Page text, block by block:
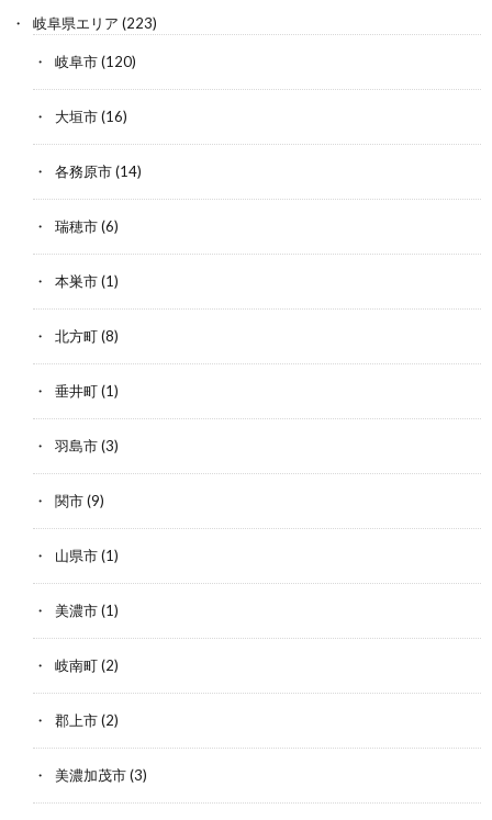
岐阜県エリア (223)
岐阜市(120)
大垣市(16)
各務原市(14)
瑞穂市(6)
本巣市(1)
北方町(8)
垂井町(1)
羽島市(3)
関市(9)
山県市(1)
美濃市(1)
岐南町(2)
郡上市(2)
美濃加茂市(3)